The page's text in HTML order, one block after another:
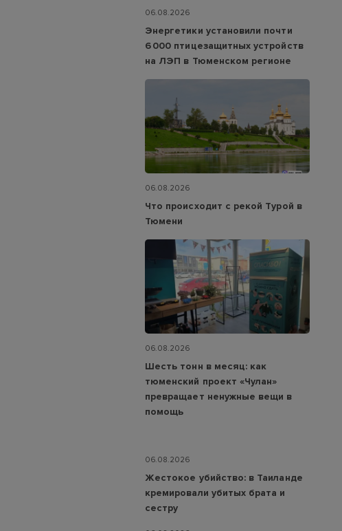
06.08.2026
Энергетики установили почти
6 000 птицезащитных устройств
на ЛЭП в Тюменском регионе
06.08.2026
Что происходит с рекой Турой в
Тюмени
06.08.2026
Шесть тонн в месяц: как
тюменский проект «Чулан»
превращает ненужные вещи в
помощь
06.08.2026
Жестокое убийство: в Таиланде
кремировали убитых брата и
сестру